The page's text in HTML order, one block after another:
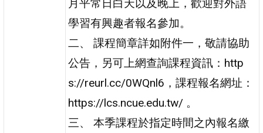
月平常日白天以及晚上，歡迎對外語
學習有興趣者報名參加。
二、 課程簡章詳如附件一，敬請協助
公告，另可上網查詢課程資訊：http
s://reurl.cc/0WQnl6，課程報名網址：
https://lcs.ncue.edu.tw/ 。
三、 本季課程於指定時間之內報名繳